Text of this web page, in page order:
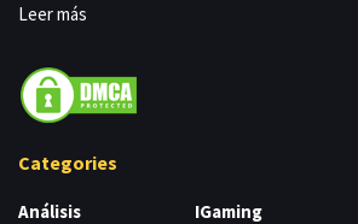
Leer más
Categories
Análisis
IGaming